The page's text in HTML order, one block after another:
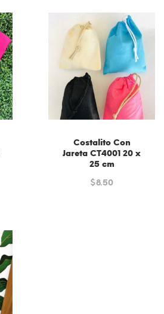
Costalito Con
Jareta CT4001 20 x
25 cm
$8.50